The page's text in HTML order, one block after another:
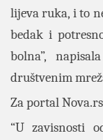
lijeva ruka, i to
bedak i
bolna”,
društvenim
Za portal
“U zavisnosti